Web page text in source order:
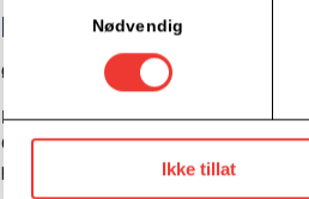
Nødvendig
Ikke tillat
LinkedIn (1/2)
Øvre Storgate 9, Drammen
Øvre
Del 1: Kurs i hvordan benytte LinkedIn
Cecilie gir også innspill på konkrete
profilen.